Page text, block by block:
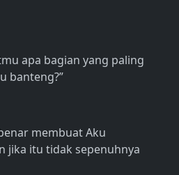
apa bagian yang paling
banteng?”
membuat Aku
jika itu tidak sepenuhnya